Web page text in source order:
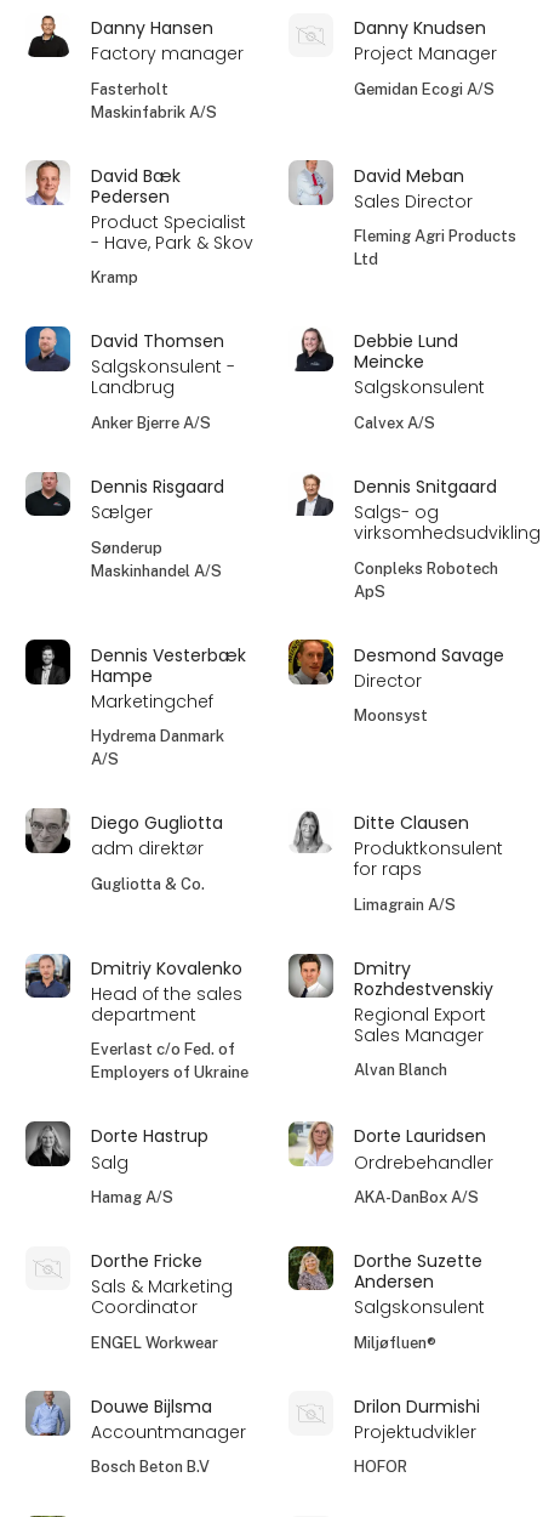
Danny Hansen
Factory manager
Fasterholt
Maskinfabrik A/S
Danny Knudsen
Project Manager
Gemidan Ecogi A/S
David Bæk
Pedersen
Product Specialist
- Have, Park & Skov
Kramp
David Meban
Sales Director
Fleming Agri Products
Ltd
David Thomsen
Salgskonsulent -
Landbrug
Anker Bjerre A/S
Debbie Lund
Meincke
Salgskonsulent
Calvex A/S
Dennis Risgaard
Sælger
Sønderup
Maskinhandel A/S
Dennis Snitgaard
Salgs- og
virksomhedsudvikling
Conpleks Robotech
ApS
Dennis Vesterbæk
Hampe
Marketingchef
Hydrema Danmark
A/S
Desmond Savage
Director
Moonsyst
Diego Gugliotta
adm direktør
Gugliotta & Co.
Ditte Clausen
Produktkonsulent
for raps
Limagrain A/S
Dmitriy Kovalenko
Head of the sales
department
Everlast c/o Fed. of
Employers of Ukraine
Dmitry
Rozhdestvenskiy
Regional Export
Sales Manager
Alvan Blanch
Dorte Hastrup
Salg
Hamag A/S
Dorte Lauridsen
Ordrebehandler
AKA-DanBox A/S
Dorthe Fricke
Sals & Marketing
Coordinator
ENGEL Workwear
Dorthe Suzette
Andersen
Salgskonsulent
Miljøfluen®
Douwe Bijlsma
Accountmanager
Bosch Beton B.V
Drilon Durmishi
Projektudvikler
HOFOR